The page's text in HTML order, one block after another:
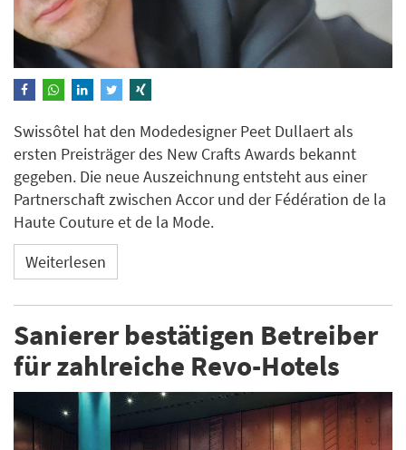
Swissôtel hat den Modedesigner Peet Dullaert als
ersten Preisträger des New Crafts Awards bekannt
gegeben. Die neue Auszeichnung entsteht aus einer
Partnerschaft zwischen Accor und der Fédération de la
Haute Couture et de la Mode.
Weiterlesen
Sanierer bestätigen Betreiber
für zahlreiche Revo-Hotels